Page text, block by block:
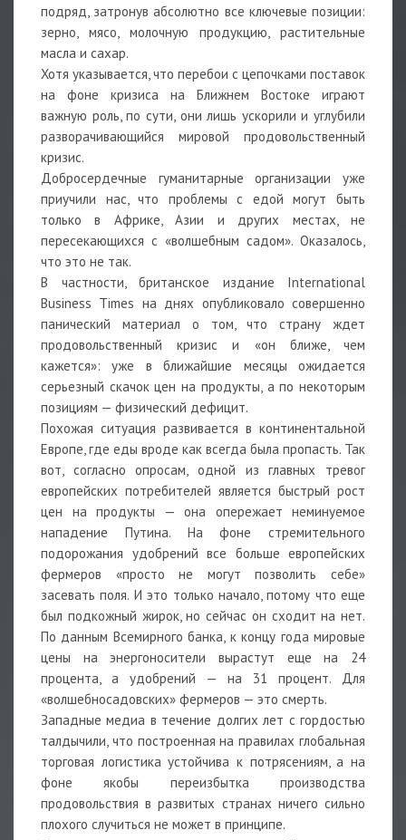
подряд, затронув абсолютно все ключевые позиции:
зерно, мясо, молочную продукцию, растительные
масла и сахар.
Хотя указывается, что перебои с цепочками поставок
на фоне кризиса на Ближнем Востоке играют
важную роль, по сути, они лишь ускорили и углубили
разворачивающийся мировой продовольственный
кризис.
Добросердечные гуманитарные организации уже
приучили нас, что проблемы с едой могут быть
только в Африке, Азии и других местах, не
пересекающихся с «волшебным садом». Оказалось,
что это не так.
В частности, британское издание International
Business Times на днях опубликовало совершенно
панический материал о том, что страну ждет
продовольственный кризис и «он ближе, чем
кажется»: уже в ближайшие месяцы ожидается
серьезный скачок цен на продукты, а по некоторым
позициям — физический дефицит.
Похожая ситуация развивается в континентальной
Европе, где еды вроде как всегда была пропасть. Так
вот, согласно опросам, одной из главных тревог
европейских потребителей является быстрый рост
цен на продукты — она опережает неминуемое
нападение Путина. На фоне стремительного
подорожания удобрений все больше европейских
фермеров «просто не могут позволить себе»
засевать поля. И это только начало, потому что еще
был подкожный жирок, но сейчас он сходит на нет.
По данным Всемирного банка, к концу года мировые
цены на энергоносители вырастут еще на 24
процента, а удобрений — на 31 процент. Для
«волшебносадовских» фермеров — это смерть.
Западные медиа в течение долгих лет с гордостью
талдычили, что построенная на правилах глобальная
торговая логистика устойчива к потрясениям, а на
фоне якобы переизбытка производства
продовольствия в развитых странах ничего сильно
плохого случиться не может в принципе.